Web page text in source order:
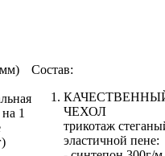
1
Состав:
ЧЕХОЛ
трикотаж
эластичной пене: